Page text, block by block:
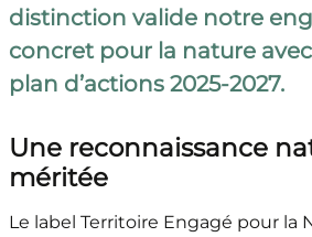
distinction valide notre
concret pour la nature
plan d’actions 2025-2027.
Une reconnaissance
méritée
Le label Territoire Engagé pour la